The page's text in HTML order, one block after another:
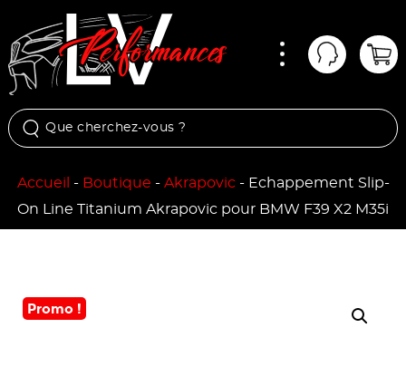
Mon
Accueil - Boutique - Akrapovic- Echappement Slip-
On Line Titanium Akrapovic pour BMW F39 X2 M35i
Promo !